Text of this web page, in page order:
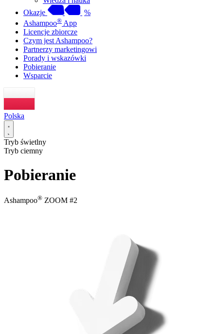
Okazje
%
Ashampoo® App
Licencje zbiorcze
Czym jest Ashampoo?
Partnerzy marketingowi
Porady i wskazówki
Pobieranie
Wsparcie
Polska
Tryb świetlny
Tryb ciemny
Pobieranie
Ashampoo® ZOOM #2